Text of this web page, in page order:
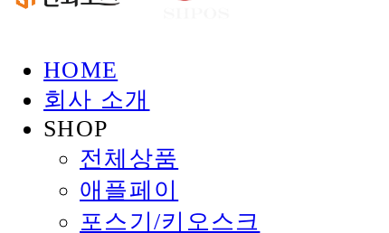
HOME
회사 소개
SHOP
전체상품
애플페이
포스기/키오스크